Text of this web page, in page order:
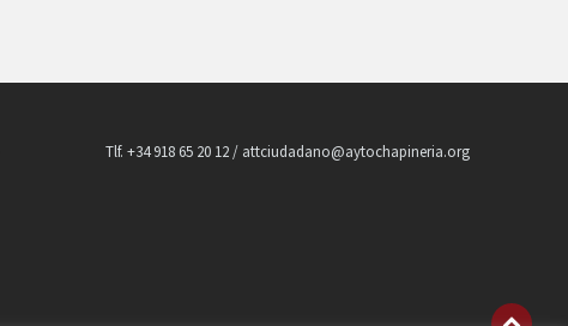
Tlf. +34 918 65 20 12 / attciudadano@aytochapineria.org